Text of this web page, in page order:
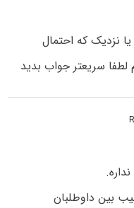
نزدیک که احتمال
سریعتر جواب بدید
بین داوطلبان